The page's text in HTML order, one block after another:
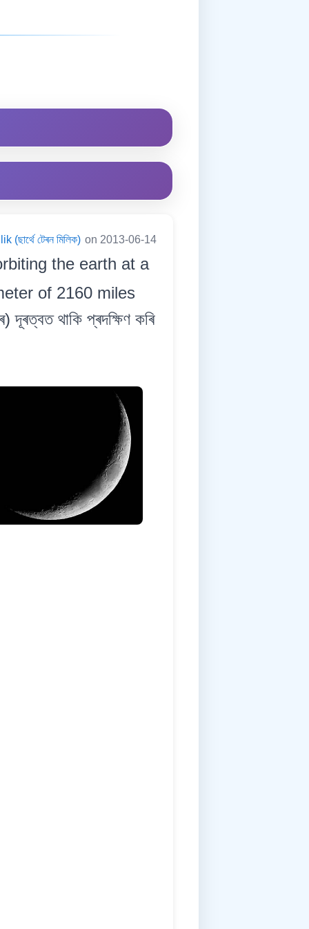
টেৰন মিলিক) on 2013-06-14
the earth at a
of 2160 miles
থাকি প্ৰদক্ষিণ কৰি